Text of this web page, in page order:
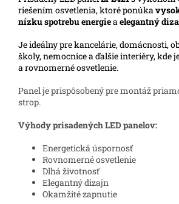
riešením osvetlenia, ktoré ponúka
nízku spotrebu energieaelegantný
Je ideálny pre kancelárie, domácnosti,
školy, nemocnice a ďalšie interiéry, kde
a rovnomerné osvetlenie.
Panel je prispôsobený pre montáž
strop.
Výhody prisadených LED panelov:
Energetická úspornosť
Rovnomerné osvetlenie
Dlhá životnosť
Elegantný dizajn
Okamžité zapnutie